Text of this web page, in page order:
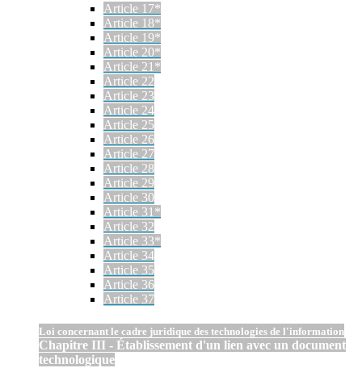
Article 17*
Article 18*
Article 19*
Article 20*
Article 21*
Article 22
Article 23
Article 24
Article 25
Article 26
Article 27
Article 28
Article 29
Article 30
Article 31*
Article 32
Article 33*
Article 34
Article 35
Article 36
Article 37
Loi concernant le cadre juridique des technologies de l'information
Chapitre III - Établissement d'un lien avec un document
technologique